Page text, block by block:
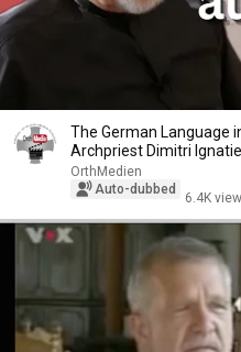
The German Language
Archpriest Dimitri
OrthMedien
Auto-dubbed
6.4K